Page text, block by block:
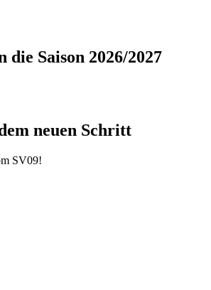
die Saison 2026/2027
neuen Schritt
SV09!